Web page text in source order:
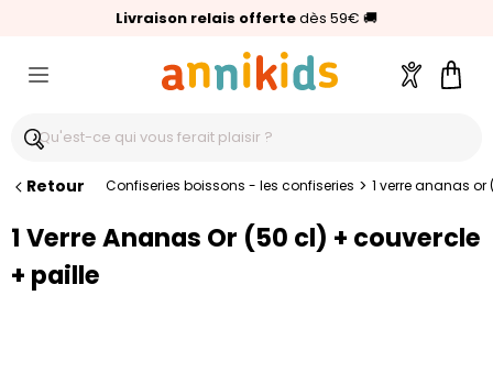
Livraison relais offertedès 59€ 🚚
🥇Palmarès Capital 2025 :Annikids N°1
⭐⭐⭐⭐⭐4,6/5(24 000 avis clients)
Compte
Retour Confiseries boissons - les confiseries > 1 verre ananas
1 Verre Ananas Or (50 cl) + couvercle
+ paille